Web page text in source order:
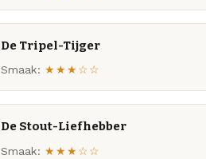
De Tripel-Tijger
Smaak: ★★★☆☆
De Stout-Liefhebber
Smaak: ★★★☆☆